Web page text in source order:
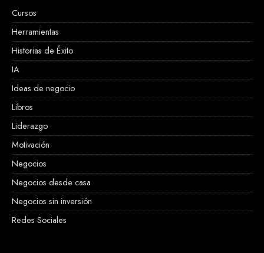
Cursos
Herramientas
Historias de Éxito
IA
Ideas de negocio
Libros
Liderazgo
Motivación
Negocios
Negocios desde casa
Negocios sin inversión
Redes Sociales